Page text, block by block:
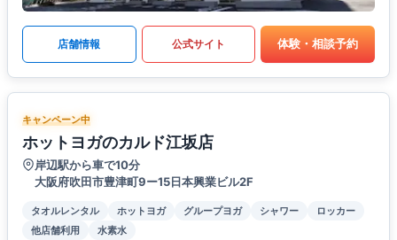
店舗情報 公式サイト 体験・相談予約
キャンペーン中
ホットヨガのカルド江坂店
岸辺駅から車で10分
大阪府吹田市豊津町9ー15日本興業ビル2F
タオルレンタル ホットヨガ グループヨガ シャワー
ロッカー
他店舗利用
水素水